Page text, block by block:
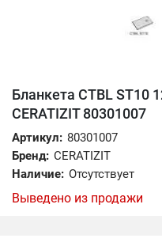
Бланкета CTBL ST10
CERATIZIT 80301007
Артикул: 80301007
Бренд: CERATIZIT
Наличие: Отсутствует
Выведено из продажи